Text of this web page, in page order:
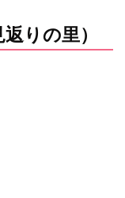
りの里）